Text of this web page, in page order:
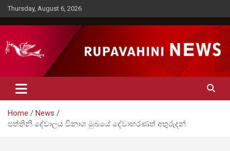
Skip
to
content
Thursday, August 6, 2026
Rupavahini News
Home
News
පත්තිනි දේවාලය විනාශ මුඛයේ දේවාභරණත් අතුරුදන්